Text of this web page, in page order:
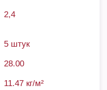
2,4
5 штук
28.00
11.47 кг/м²